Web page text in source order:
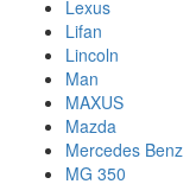
Lexus
Lifan
Lincoln
Man
MAXUS
Mazda
Mercedes Benz
MG 350